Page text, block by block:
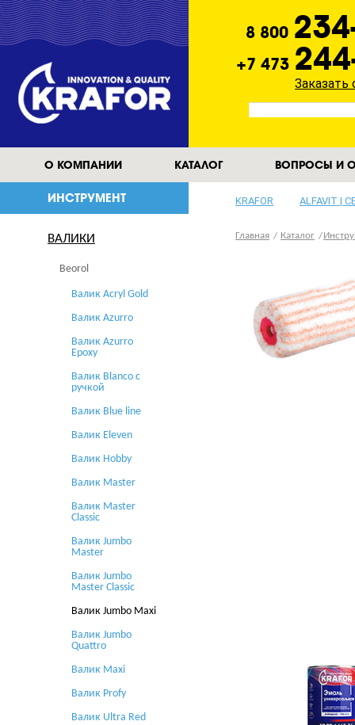
8 800
+7 473
Заказать
О КОМПАНИИ КАТАЛОГ ВОПРОСЫ И
ИНСТРУМЕНТ
ВАЛИКИ
Beorol
Валик Acryl Gold
Валик Azurro
Валик Azurro
Epoxy
Валик Blanco с
ручкой
Валик Blue line
Валик Eleven
Валик Hobby
Валик Master
Валик Master
Classic
Валик Jumbo
Master
Валик Jumbo
Master Classic
Валик Jumbo Maxi
Валик Jumbo
Quattro
Валик Maxi
Валик Profy
Валик Ultra Red
KRAFOR ALFAVIT |
Главная Каталог